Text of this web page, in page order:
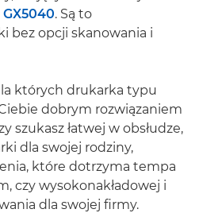
. Są to
bez opcji skanowania i
których drukarka typu
dobrym rozwiązaniem
szukasz łatwej w obsłudze,
dla swojej rodziny,
które dotrzyma tempa
czy wysokonakładowej i
dla swojej firmy.